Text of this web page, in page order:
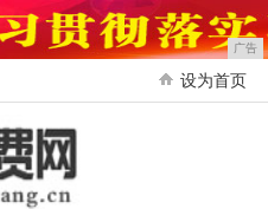
广告
设为首页